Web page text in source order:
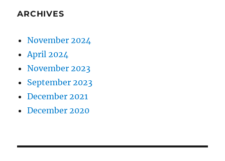
ARCHIVES
November 2024
April 2024
November 2023
September 2023
December 2021
December 2020